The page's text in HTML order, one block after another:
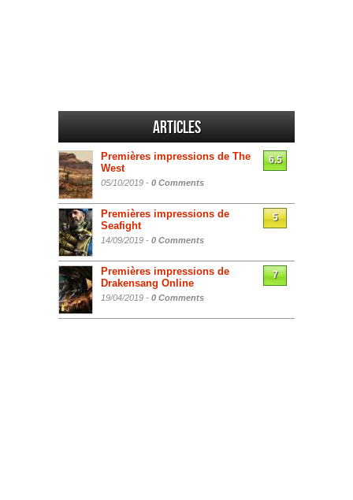
Articles
Premières impressions de The
West
05/10/2019 - 0 Comments
6.5
Premières impressions de
Seafight
14/09/2019 - 0 Comments
5
Premières impressions de
Drakensang Online
19/04/2019 - 0 Comments
7